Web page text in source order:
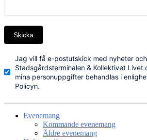
Skicka
Jag vill få e-postutskick med nyheter
Stadsgårdsterminalen & Kollektivet
mina personuppgifter behandlas i
Policyn.
Evenemang
Kommande evenemang
Äldre evenemang